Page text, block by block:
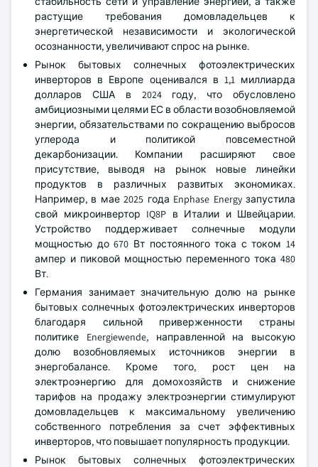
растущие требования домовладельцев к
энергетической независимости и экологической
осознанности, увеличивают спрос на рынке.
Рынок бытовых солнечных фотоэлектрических
инверторов в Европе оценивался в 1,1 миллиарда
долларов США в 2024 году, что обусловлено
амбициозными целями ЕС в области возобновляемой
энергии, обязательствами по сокращению выбросов
углерода и политикой повсеместной
декарбонизации. Компании расширяют свое
присутствие, выводя на рынок новые линейки
продуктов в различных развитых экономиках.
Например, в мае 2025 года Enphase Energy запустила
свой микроинвертор IQ8P в Италии и Швейцарии.
Устройство поддерживает солнечные модули
мощностью до 670 Вт постоянного тока с током 14
ампер и пиковой мощностью переменного тока 480
Вт.
Германия занимает значительную долю на рынке
бытовых солнечных фотоэлектрических инверторов
благодаря сильной приверженности страны
политике Energiewende, направленной на высокую
долю возобновляемых источников энергии в
энергобалансе. Кроме того, рост цен на
электроэнергию для домохозяйств и снижение
тарифов на продажу электроэнергии стимулируют
домовладельцев к максимальному увеличению
собственного потребления за счет эффективных
инверторов, что повышает популярность продукции.
Рынок бытовых солнечных фотоэлектрических